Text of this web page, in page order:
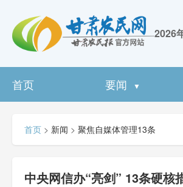
2026
首页 要闻 ▼
首页 > 新闻 > 聚焦自媒体管理13条
中央网信办“亮剑” 13条硬核